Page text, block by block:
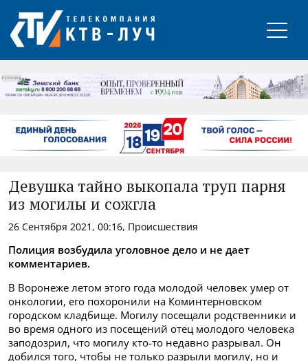
РЕКЛАМА
Девушка тайно выкопала труп парня
из могилы и сожгла
26 Сентября 2021, 00:16, Происшествия
Полиция возбудила уголовное дело и не дает
комментариев.
В Воронеже летом этого года молодой человек умер от
онкологии, его похоронили на Коминтерновском
городском кладбище. Могилу посещали родственники и
во время одного из посещений отец молодого человека
заподозрил, что могилу кто-то недавно разрывал. Он
добился того, чтобы не только разрыли могилу, но и